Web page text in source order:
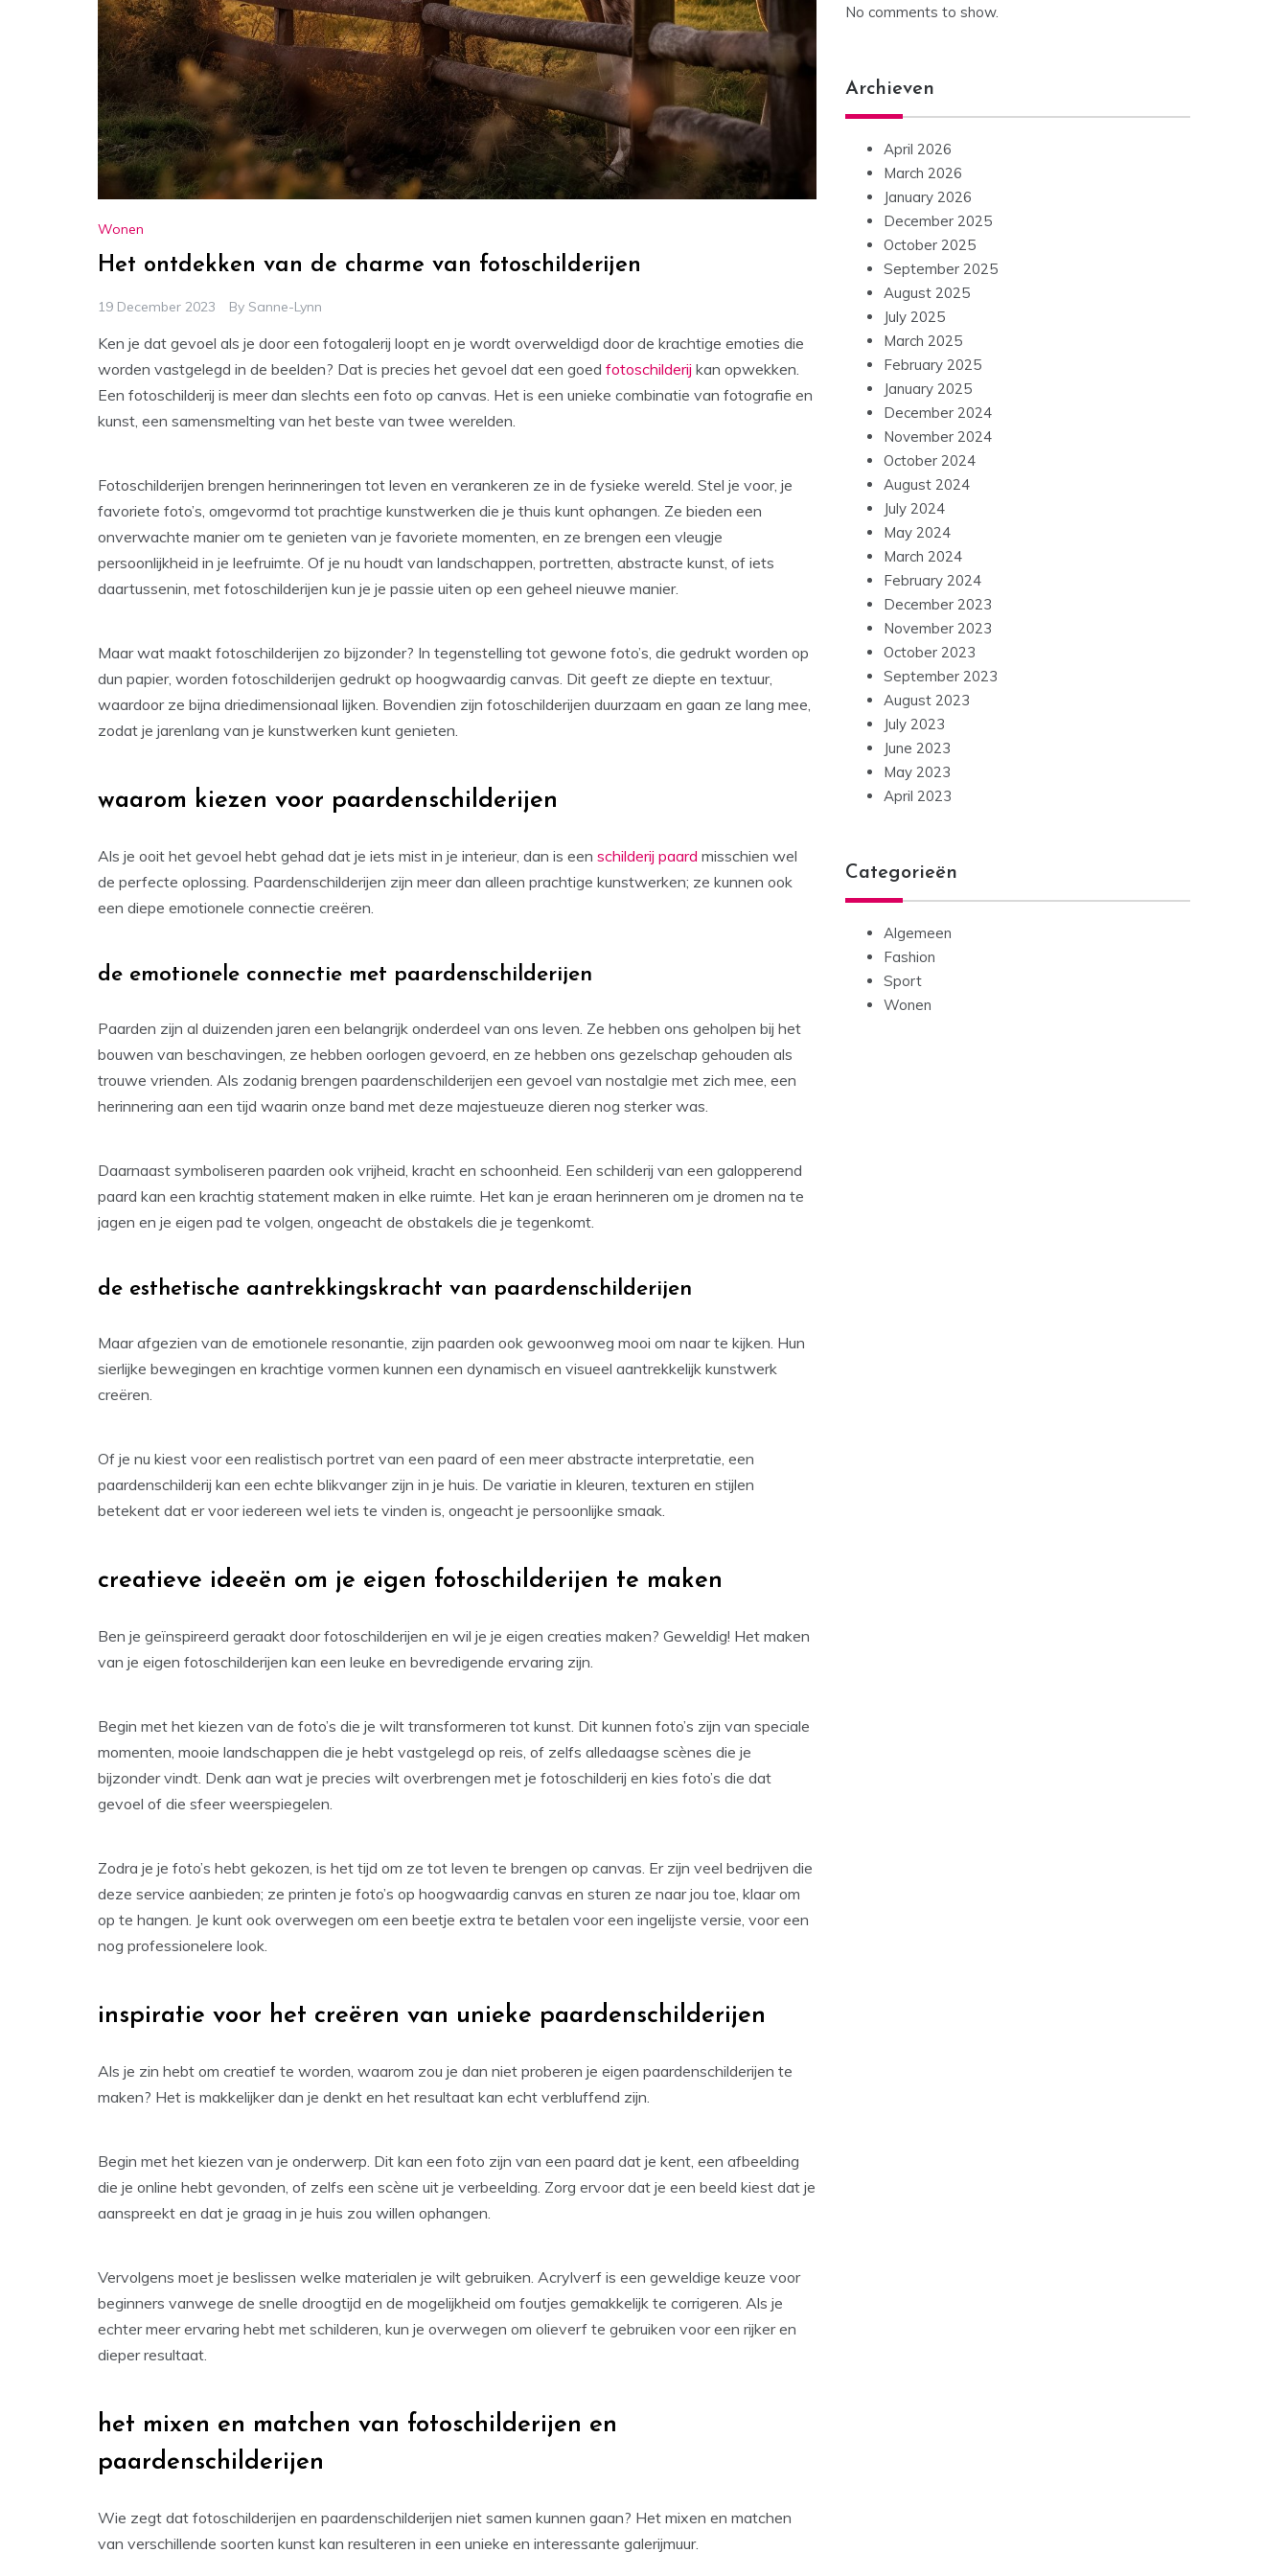
Wonen
Het ontdekken van de charme van fotoschilderijen
19 December 2023 By Sanne-Lynn
Ken je dat gevoel als je door een fotogalerij loopt en je wordt overweldigd door de krachtige emoties die
worden vastgelegd in de beelden? Dat is precies het gevoel dat een goed fotoschilderij kan opwekken.
Een fotoschilderij is meer dan slechts een foto op canvas. Het is een unieke combinatie van fotografie en
kunst, een samensmelting van het beste van twee werelden.
Fotoschilderijen brengen herinneringen tot leven en verankeren ze in de fysieke wereld. Stel je voor, je
favoriete foto’s, omgevormd tot prachtige kunstwerken die je thuis kunt ophangen. Ze bieden een
onverwachte manier om te genieten van je favoriete momenten, en ze brengen een vleugje
persoonlijkheid in je leefruimte. Of je nu houdt van landschappen, portretten, abstracte kunst, of iets
daartussenin, met fotoschilderijen kun je je passie uiten op een geheel nieuwe manier.
Maar wat maakt fotoschilderijen zo bijzonder? In tegenstelling tot gewone foto’s, die gedrukt worden op
dun papier, worden fotoschilderijen gedrukt op hoogwaardig canvas. Dit geeft ze diepte en textuur,
waardoor ze bijna driedimensionaal lijken. Bovendien zijn fotoschilderijen duurzaam en gaan ze lang mee,
zodat je jarenlang van je kunstwerken kunt genieten.
waarom kiezen voor paardenschilderijen
Als je ooit het gevoel hebt gehad dat je iets mist in je interieur, dan is een schilderij paard misschien wel
de perfecte oplossing. Paardenschilderijen zijn meer dan alleen prachtige kunstwerken; ze kunnen ook
een diepe emotionele connectie creëren.
de emotionele connectie met paardenschilderijen
Paarden zijn al duizenden jaren een belangrijk onderdeel van ons leven. Ze hebben ons geholpen bij het
bouwen van beschavingen, ze hebben oorlogen gevoerd, en ze hebben ons gezelschap gehouden als
trouwe vrienden. Als zodanig brengen paardenschilderijen een gevoel van nostalgie met zich mee, een
herinnering aan een tijd waarin onze band met deze majestueuze dieren nog sterker was.
Daarnaast symboliseren paarden ook vrijheid, kracht en schoonheid. Een schilderij van een galopperend
paard kan een krachtig statement maken in elke ruimte. Het kan je eraan herinneren om je dromen na te
jagen en je eigen pad te volgen, ongeacht de obstakels die je tegenkomt.
de esthetische aantrekkingskracht van paardenschilderijen
Maar afgezien van de emotionele resonantie, zijn paarden ook gewoonweg mooi om naar te kijken. Hun
sierlijke bewegingen en krachtige vormen kunnen een dynamisch en visueel aantrekkelijk kunstwerk
creëren.
Of je nu kiest voor een realistisch portret van een paard of een meer abstracte interpretatie, een
paardenschilderij kan een echte blikvanger zijn in je huis. De variatie in kleuren, texturen en stijlen
betekent dat er voor iedereen wel iets te vinden is, ongeacht je persoonlijke smaak.
creatieve ideeën om je eigen fotoschilderijen te maken
Ben je geïnspireerd geraakt door fotoschilderijen en wil je je eigen creaties maken? Geweldig! Het maken
van je eigen fotoschilderijen kan een leuke en bevredigende ervaring zijn.
Begin met het kiezen van de foto’s die je wilt transformeren tot kunst. Dit kunnen foto’s zijn van speciale
momenten, mooie landschappen die je hebt vastgelegd op reis, of zelfs alledaagse scènes die je
bijzonder vindt. Denk aan wat je precies wilt overbrengen met je fotoschilderij en kies foto’s die dat
gevoel of die sfeer weerspiegelen.
Zodra je je foto’s hebt gekozen, is het tijd om ze tot leven te brengen op canvas. Er zijn veel bedrijven die
deze service aanbieden; ze printen je foto’s op hoogwaardig canvas en sturen ze naar jou toe, klaar om
op te hangen. Je kunt ook overwegen om een beetje extra te betalen voor een ingelijste versie, voor een
nog professionelere look.
inspiratie voor het creëren van unieke paardenschilderijen
Als je zin hebt om creatief te worden, waarom zou je dan niet proberen je eigen paardenschilderijen te
maken? Het is makkelijker dan je denkt en het resultaat kan echt verbluffend zijn.
Begin met het kiezen van je onderwerp. Dit kan een foto zijn van een paard dat je kent, een afbeelding
die je online hebt gevonden, of zelfs een scène uit je verbeelding. Zorg ervoor dat je een beeld kiest dat je
aanspreekt en dat je graag in je huis zou willen ophangen.
Vervolgens moet je beslissen welke materialen je wilt gebruiken. Acrylverf is een geweldige keuze voor
beginners vanwege de snelle droogtijd en de mogelijkheid om foutjes gemakkelijk te corrigeren. Als je
echter meer ervaring hebt met schilderen, kun je overwegen om olieverf te gebruiken voor een rijker en
dieper resultaat.
het mixen en matchen van fotoschilderijen en
paardenschilderijen
Wie zegt dat fotoschilderijen en paardenschilderijen niet samen kunnen gaan? Het mixen en matchen
van verschillende soorten kunst kan resulteren in een unieke en interessante galerijmuur.
No comments to show.
Archieven
April 2026
March 2026
January 2026
December 2025
October 2025
September 2025
August 2025
July 2025
March 2025
February 2025
January 2025
December 2024
November 2024
October 2024
August 2024
July 2024
May 2024
March 2024
February 2024
December 2023
November 2023
October 2023
September 2023
August 2023
July 2023
June 2023
May 2023
April 2023
Categorieën
Algemeen
Fashion
Sport
Wonen